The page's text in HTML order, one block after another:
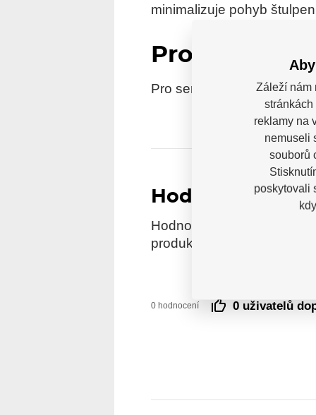
minimalizuje pohyb
Pro koho je
Pro seniorské hráče, kteří
Hodnocení
Hodnocení pochází od
produkt reálně zakoupili.
0 hodnocení 0 uživatelů
Záleží nám
reklamy na
nemuseli
souborů
poskytovali